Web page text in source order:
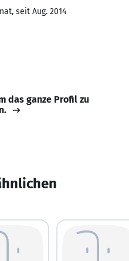
seit Aug. 2014
das ganze Profil zu